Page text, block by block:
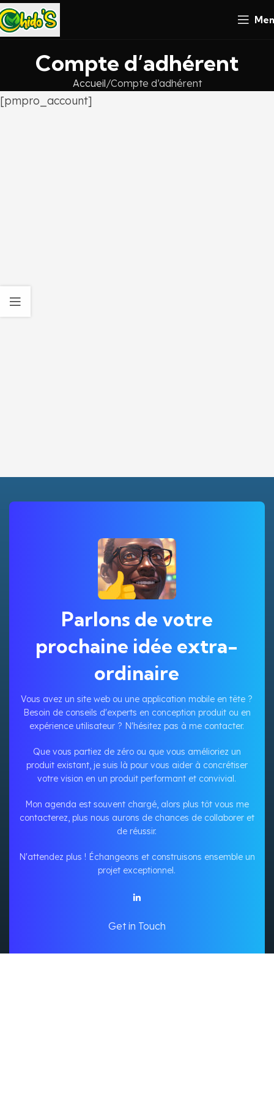
Compte d’adhérent
Accueil Compte d’adhérent
[pmpro_account]
Parlons de votre
prochaine idée extra-
ordinaire
Vous avez un site web ou une application mobile en tête ?
Besoin de conseils d'experts en conception produit ou en
expérience utilisateur ? N'hésitez pas à me contacter.
Que vous partiez de zéro ou que vous amélioriez un
produit existant, je suis là pour vous aider à concrétiser
votre vision en un produit performant et convivial.
Mon agenda est souvent chargé, alors plus tôt vous me
contacterez, plus nous aurons de chances de collaborer et
de réussir.
N'attendez plus ! Échangeons et construisons ensemble un
projet exceptionnel.
Get in Touch